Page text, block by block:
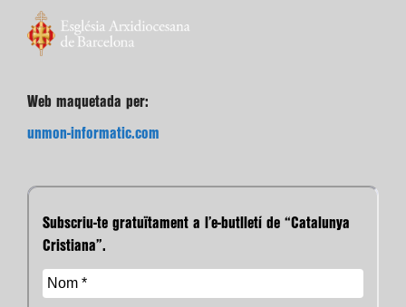
Web maquetada per:
unmon-informatic.com
Subscriu-te gratuïtament a l’e-butlletí de “Catalunya
Cristiana”.